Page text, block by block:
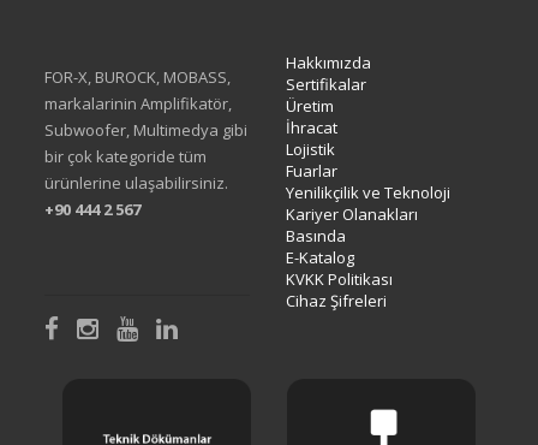
FOR-X, BUROCK, MOBASS,
markalarinin Amplifikatör,
Subwoofer, Multimedya gibi
bir çok kategoride tüm
ürünlerine ulaşabilirsiniz.
+90 444 2 567
Hakkımızda
Sertifikalar
Üretim
İhracat
Lojistik
Fuarlar
Yenilikçilik ve Teknoloji
Kariyer Olanakları
Basında
E-Katalog
KVKK Politikası
Cihaz Şifreleri